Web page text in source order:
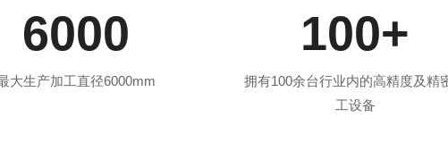
6000
大生产加工直径6000mm
100+
拥有100余台行业内的高精度及精
工设备